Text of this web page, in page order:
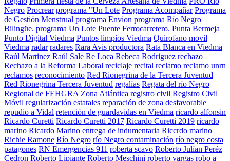
Negro Procrear programa "Un Lote Programa Acompañar Programa
de Gestión Menstrual programa Envion programa Río Negro
Bilingüe. programa Un Lote Puente Ferrocarretero. Punta Bermeja
Punto Digital Viedma Puntos limpios Viedma Quirofano movil
Viedma radar radares Rara Avis productora Rata Blanca en Viedma
Raúl Martinez Raúl Sale Re Loca Rebeca Rodriguez rechazo
Rechazo a la Reforma Laboral reciclaje recital reclamo reclamo unrn
reclamos reconocimiento Red Rionegrina de la Tercera Juventud
Red Rionegrina Tercera Juventud regalías Regata del río Negro
Regional de FEHGRA Zona Atlántica registro civil Registro Civil
Móvil regularización estatales reparación de zona desfavorable
repudio a Vidal retención de guardavidas en Viedma ricardo alfonsin
Ricardo Curetti Ricardo Curetti 2017 Ricardo Curetti 2019 ricardo
marino Ricardo Marino entrega de indumentaria Riccrdo marino
Richie Ramone Río Negro río Negro contaminación río negro costa
patagones RN Emergencias 911 roberta scavo Roberto Julían Peréz
Cedron Roberto Lipiante Roberto Meschini roberto vargas robo a